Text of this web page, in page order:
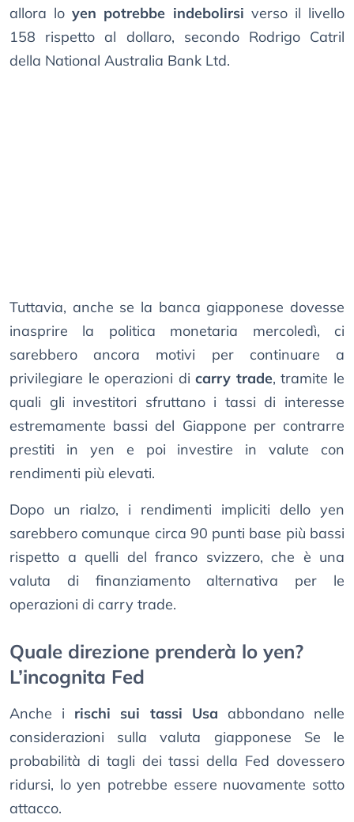
allora loyen potrebbe indebolirsi verso il livello
158 rispetto al dollaro, secondo Rodrigo Catril
della National Australia Bank Ltd.
Tuttavia, anche se la banca giapponese dovesse
inasprire la politica monetaria mercoledì, ci
sarebbero ancora motivi per continuare a
privilegiare le operazioni dicarry trade, tramite le
quali gli investitori sfruttano i tassi di interesse
estremamente bassi del Giappone per contrarre
prestiti in yen e poi investire in valute con
rendimenti più elevati.
Dopo un rialzo, i rendimenti impliciti dello yen
sarebbero comunque circa 90 punti base più bassi
rispetto a quelli del franco svizzero, che è una
valuta di finanziamento alternativa per le
operazioni di carry trade.
Quale direzione prenderà lo yen?
L’incognita Fed
Anche i rischi sui tassi Usa abbondano nelle
considerazioni sulla valuta giapponese Se le
probabilità di tagli dei tassi della Fed dovessero
ridursi, lo yen potrebbe essere nuovamente sotto
attacco.